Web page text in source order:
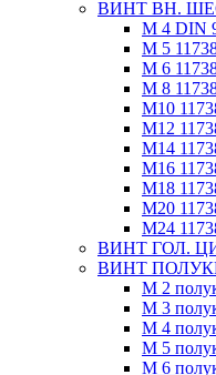
ВИНТ ВН.
М 4 DIN
М 5
М 6
М 8
М10
М12
М14
М16
М18
М20
М24
ВИНТ ГОЛ.
ВИНТ
М 2
М 3
М 4
М 5
М 6